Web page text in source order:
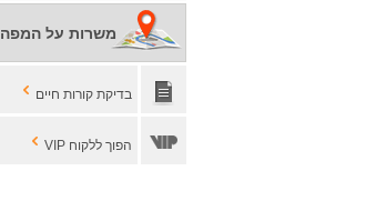
משרות על המפה
בדיקת קורות חיים
הפוך ללקוח VIP